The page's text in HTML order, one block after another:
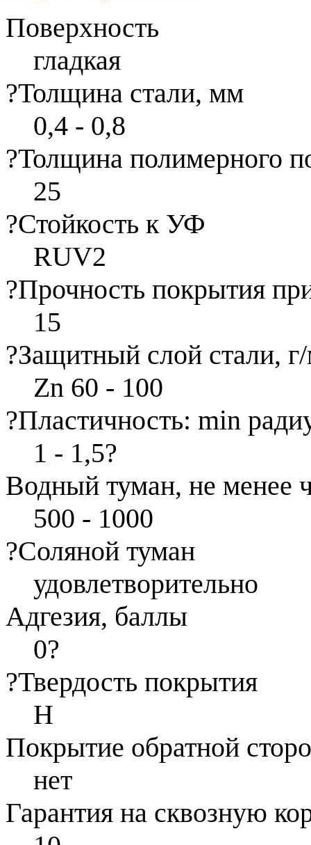
Поверхность
гладкая
?Толщина стали, мм
0,4 - 0,8
?Толщина полимерного
25
?Стойкость к УФ
RUV2
?Прочность покрытия
15
?Защитный слой стали, г/
Zn 60 - 100
?Пластичность: min
1 - 1,5?
Водный туман, не менее
500 - 1000
?Соляной туман
удовлетворительно
Адгезия, баллы
0?
?Твердость покрытия
Н
Покрытие обратной
нет
Гарантия на сквозную